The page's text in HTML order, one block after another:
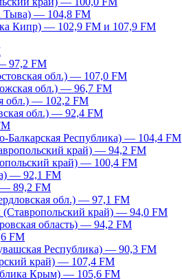
Тыва) — 104,8 FM
Кипр) — 102,9 FM и 107,9 FM
97,2 FM
обл.) — 107,0 FM
обл.) — 96,7 FM
обл.) — 102,2 FM
обл.) — 92,4 FM
Балкарская Республика) — 104,4 FM
край) — 94,2 FM
край) — 100,4 FM
— 92,1 FM
89,2 FM
обл.) — 97,1 FM
(Ставропольский край) — 94,0 FM
область) — 94,2 FM
FM
Республика) — 90,3 FM
край) — 107,4 FM
Крым) — 105,6 FM